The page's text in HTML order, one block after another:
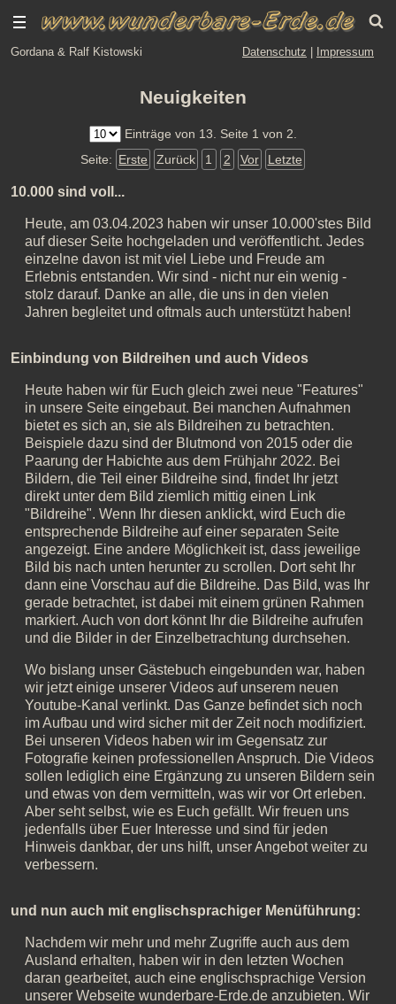
Gordana & Ralf Kistowski Datenschutz Impressum
Neuigkeiten
Einträge von 13. Seite 1 von 2.
Seite: Erste Zurück 1 2 Vor Letzte
10.000 sind voll...
Heute, am 03.04.2023 haben wir unser 10.000'stes Bild
auf dieser Seite hochgeladen und veröffentlicht. Jedes
einzelne davon ist mit viel Liebe und Freude am
Erlebnis entstanden. Wir sind - nicht nur ein wenig -
stolz darauf. Danke an alle, die uns in den vielen
Jahren begleitet und oftmals auch unterstützt haben!
Einbindung von Bildreihen und auch Videos
Heute haben wir für Euch gleich zwei neue "Features"
in unsere Seite eingebaut. Bei manchen Aufnahmen
bietet es sich an, sie als Bildreihen zu betrachten.
Beispiele dazu sind der Blutmond von 2015 oder die
Paarung der Habichte aus dem Frühjahr 2022. Bei
Bildern, die Teil einer Bildreihe sind, findet Ihr jetzt
direkt unter dem Bild ziemlich mittig einen Link
"Bildreihe". Wenn Ihr diesen anklickt, wird Euch die
entsprechende Bildreihe auf einer separaten Seite
angezeigt. Eine andere Möglichkeit ist, dass jeweilige
Bild bis nach unten herunter zu scrollen. Dort seht Ihr
dann eine Vorschau auf die Bildreihe. Das Bild, was Ihr
gerade betrachtet, ist dabei mit einem grünen Rahmen
markiert. Auch von dort könnt Ihr die Bildreihe aufrufen
und die Bilder in der Einzelbetrachtung durchsehen.
Wo bislang unser Gästebuch eingebunden war, haben
wir jetzt einige unserer Videos auf unserem neuen
Youtube-Kanal verlinkt. Das Ganze befindet sich noch
im Aufbau und wird sicher mit der Zeit noch modifiziert.
Bei unseren Videos haben wir im Gegensatz zur
Fotografie keinen professionellen Anspruch. Die Videos
sollen lediglich eine Ergänzung zu unseren Bildern sein
und etwas von dem vermitteln, was wir vor Ort erleben.
Aber seht selbst, wie es Euch gefällt. Wir freuen uns
jedenfalls über Euer Interesse und sind für jeden
Hinweis dankbar, der uns hilft, unser Angebot weiter zu
verbessern.
und nun auch mit englischsprachiger Menüführung:
Nachdem wir mehr und mehr Zugriffe auch aus dem
Ausland erhalten, haben wir in den letzten Wochen
daran gearbeitet, auch eine englischsprachige Version
unserer Webseite wunderbare-Erde.de anzubieten. Wir